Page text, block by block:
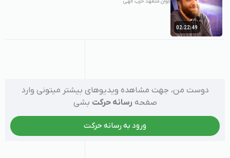
02:22:49
دوست من، جهت مشاهده ویدیوهای بیشتر میتونی وارد
صفحه رسانه حرکت بشی
ورود به رسانه حرکت